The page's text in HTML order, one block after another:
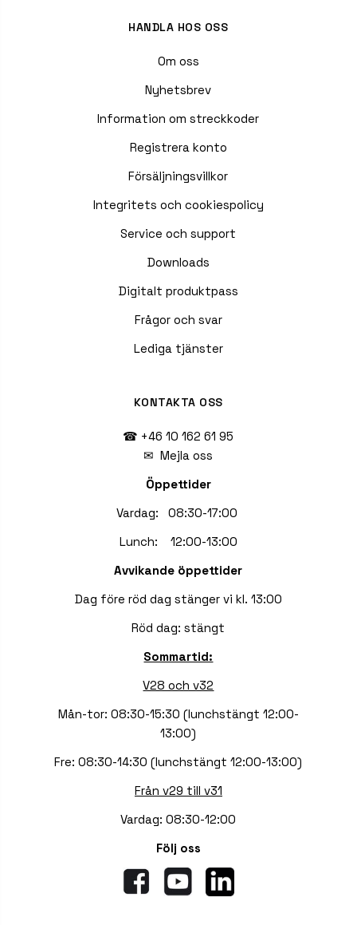
HANDLA HOS OSS
Om oss
Nyhetsbrev
Information om streckkoder
Registrera konto
Försäljningsvillkor
Integritets och cookiespolicy
Service och support
Downloads
Digitalt produktpass
Frågor och svar
Lediga tjänster
KONTAKTA OSS
☎ +46 10 162 61 95
✉Mejla oss
Öppettider
Vardag: 08:30-17:00
Lunch: 12:00-13:00
Avvikande öppettider
Dag före röd dag stänger vi kl. 13:00
Röd dag: stängt
Sommartid:
V28 och v32
Mån-tor: 08:30-15:30 (lunchstängt 12:00-
13:00)
Fre: 08:30-14:30 (lunchstängt 12:00-13:00)
Från v29 till v31
Vardag: 08:30-12:00
Följ oss